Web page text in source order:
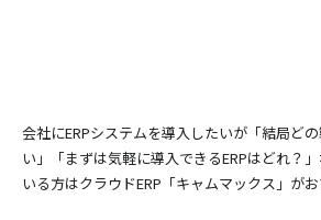
会社にERPシステムを導入したいが「結局ど
い」「まずは気軽に導入できるERPはどれ？
いる方はクラウドERP「キャムマックス」がお